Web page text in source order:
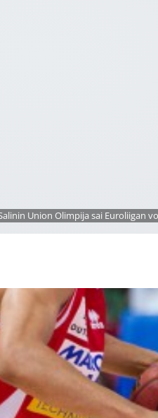
Union Olimpija sai Euroliigan